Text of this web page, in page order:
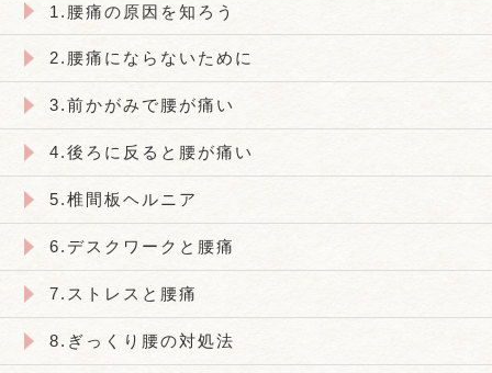
1.腰痛の原因を知ろう
2.腰痛にならないために
3.前かがみで腰が痛い
4.後ろに反ると腰が痛い
5.椎間板ヘルニア
6.デスクワークと腰痛
7.ストレスと腰痛
8.ぎっくり腰の対処法